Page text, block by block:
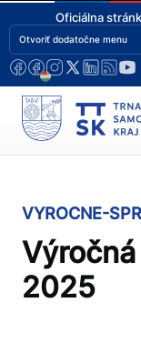
Oficiálna
Otvoriť dodatočne menu
VYROCNE-
2025